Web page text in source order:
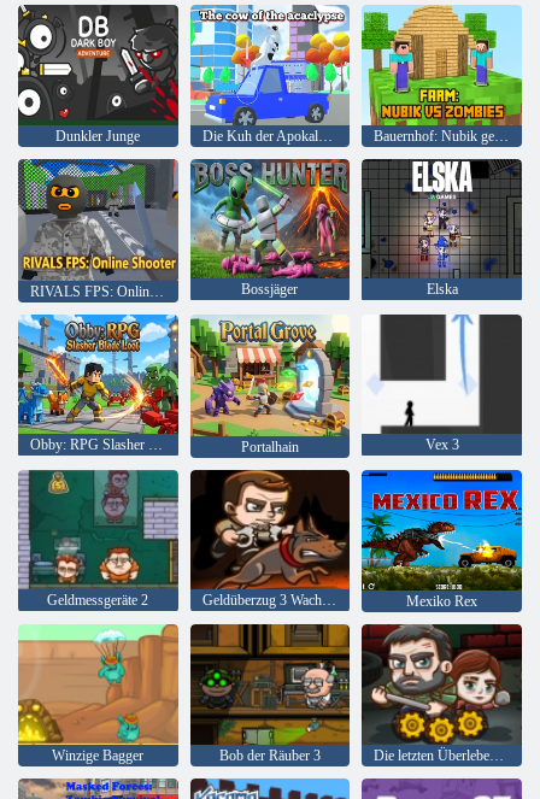
Dunkler Junge Die Kuh der Apokalypse Bauernhof: Nubik gegen Zombies
Bossjäger Elska
Obby: RPG Slasher Blade Loot Portalhain Vex 3
Geldmessgeräte 2 Geldüberzug 3 Wachdienst Mexiko Rex
Winzige Bagger Bob der Räuber 3 Die letzten Überlebenden